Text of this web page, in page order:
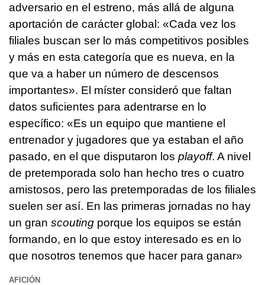
adversario en el estreno, más allá de alguna
aportación de carácter global: «Cada vez los
filiales buscan ser lo más competitivos posibles
y más en esta categoría que es nueva, en la
que va a haber un número de descensos
importantes». El míster consideró que faltan
datos suficientes para adentrarse en lo
específico: «Es un equipo que mantiene el
entrenador y jugadores que ya estaban el año
pasado, en el que disputaron los playoff. A nivel
de pretemporada solo han hecho tres o cuatro
amistosos, pero las pretemporadas de los filiales
suelen ser así. En las primeras jornadas no hay
un gran scouting porque los equipos se están
formando, en lo que estoy interesado es en lo
que nosotros tenemos que hacer para ganar»
AFICIÓN